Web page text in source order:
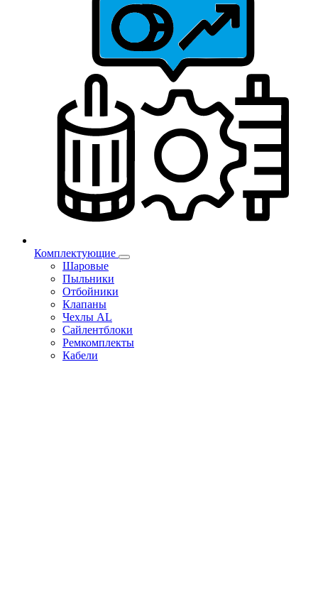
Комплектующие
Шаровые
Пыльники
Отбойники
Клапаны
Чехлы AL
Сайлентблоки
Ремкомплекты
Кабели